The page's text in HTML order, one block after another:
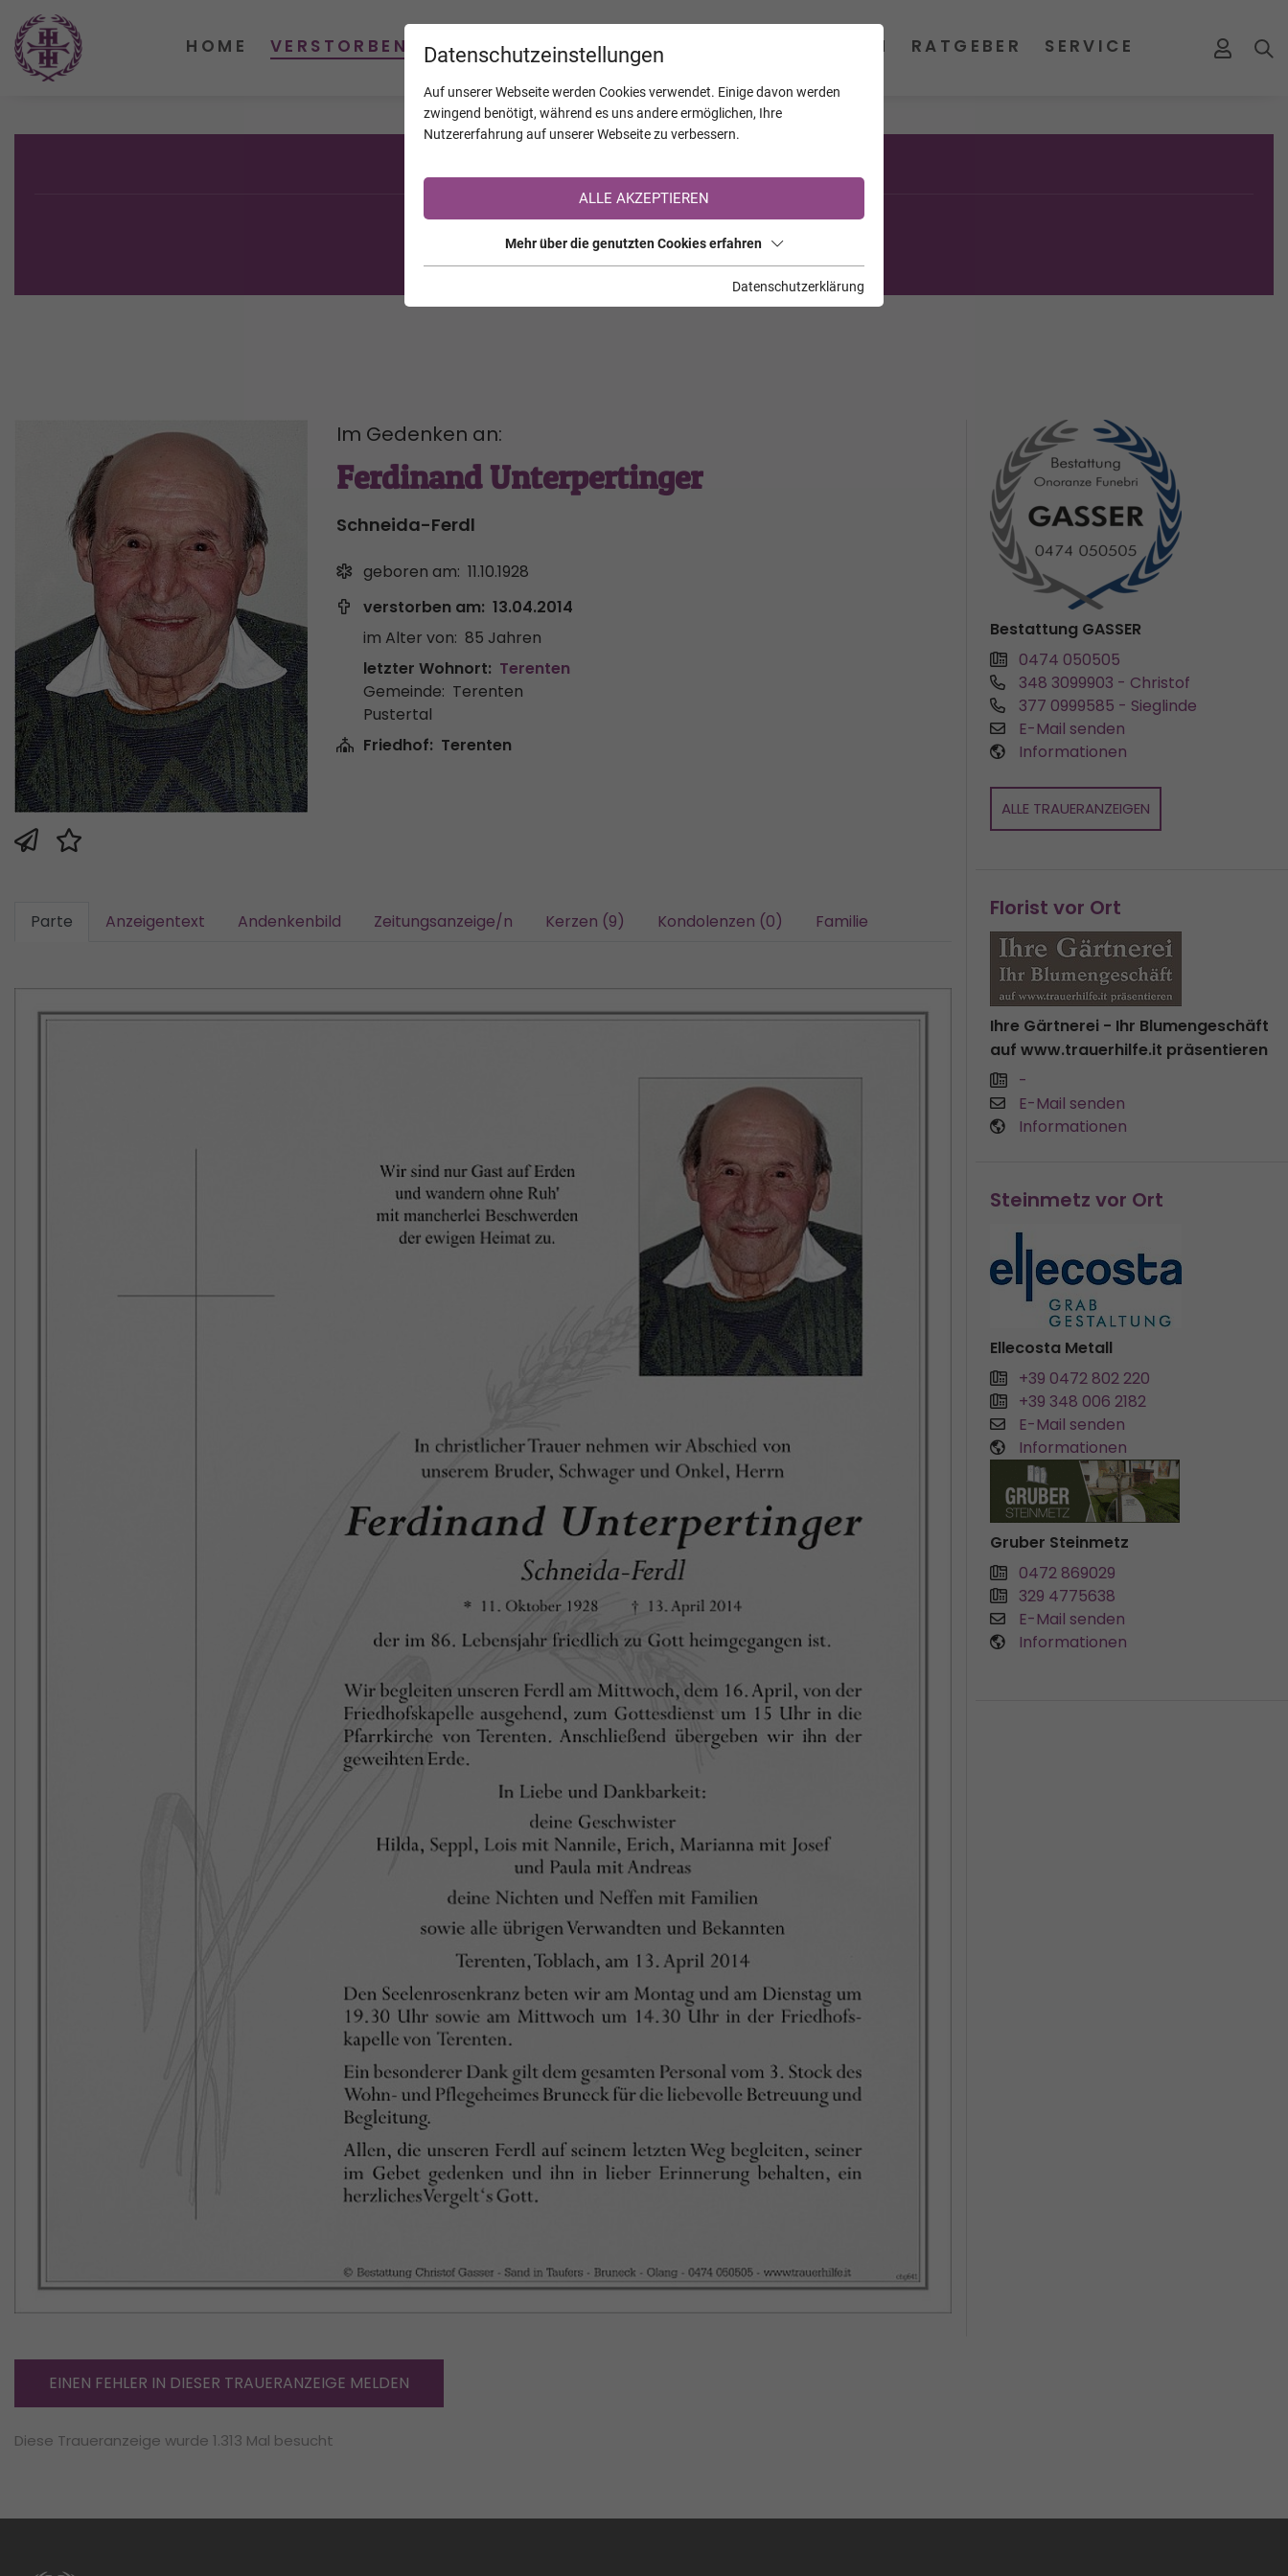
Sie sind noch nicht auf TrauerHilfe.it registriert?
>> zur kostenlosen Registrierung <<
Im Gedenken an:
Ferdinand Unterpertinger
Schneida-Ferdl
geboren am: 11.10.1928
verstorben am: 13.04.2014
im Alter von: 85 Jahren
letzter Wohnort: Terenten
Gemeinde: Terenten
Pustertal
Friedhof: Terenten
Parte Anzeigentext Andenkenbild Zeitungsanzeige/n Kerzen (9) Kondolenzen (0) Familie
Bestattung GASSER
0474 050505
348 3099903 - Christof
377 0999585 - Sieglinde
E-Mail senden
Informationen
ALLE TRAUERANZEIGEN
Florist vor Ort
Ihre Gärtnerei - Ihr Blumengeschäft
auf www.trauerhilfe.it präsentieren
-
E-Mail senden
Informationen
Steinmetz vor Ort
Ellecosta Metall
+39 0472 802 220
+39 348 006 2182
E-Mail senden
Informationen
Gruber Steinmetz
0472 869029
329 4775638
E-Mail senden
Informationen
EINEN FEHLER IN DIESER TRAUERANZEIGE MELDEN
Diese Traueranzeige wurde 1.313 Mal besucht
Datenschutzeinstellungen
Auf unserer Webseite werden Cookies verwendet. Einige davon werden
zwingend benötigt, während es uns andere ermöglichen, Ihre
Nutzererfahrung auf unserer Webseite zu verbessern.
ALLE AKZEPTIEREN
Mehr über die genutzten Cookies erfahren
Datenschutzerklärung
HOME VERSTORBENE KALENDER JAHRESTAGE UNTERNEHMEN RATGEBER SERVICE